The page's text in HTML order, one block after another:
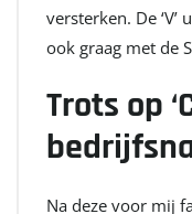
versterken. De ‘V’
ook graag met de
Trots op
Na deze voor mij